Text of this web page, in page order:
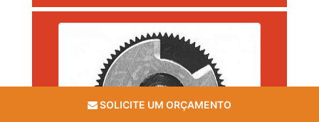
SOLICITE UM ORÇAMENTO